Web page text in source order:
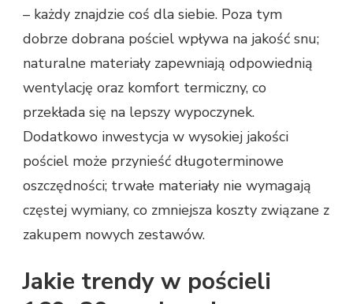
– każdy znajdzie coś dla siebie. Poza tym
dobrze dobrana pościel wpływa na jakość snu;
naturalne materiały zapewniają odpowiednią
wentylację oraz komfort termiczny, co
przekłada się na lepszy wypoczynek.
Dodatkowo inwestycja w wysokiej jakości
pościel może przynieść długoterminowe
oszczędności; trwałe materiały nie wymagają
częstej wymiany, co zmniejsza koszty związane z
zakupem nowych zestawów.
Jakie trendy w pościeli